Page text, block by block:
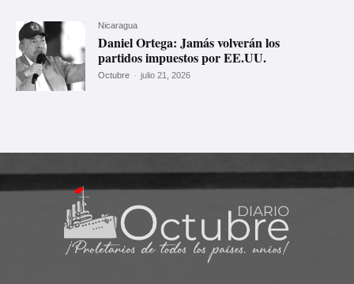
Nicaragua
Daniel Ortega: Jamás volverán los
partidos impuestos por EE.UU.
Octubre - julio 21, 2026